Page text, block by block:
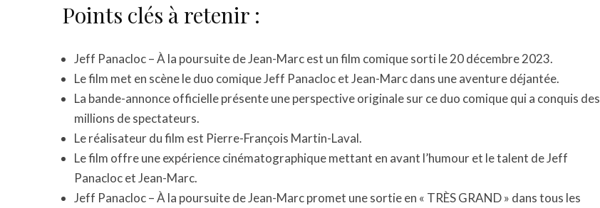
Points clés à retenir :
Jeff Panacloc – À la poursuite de Jean-Marc est un film comique sorti le 20 décembre 2023.
Le film met en scène le duo comique Jeff Panacloc et Jean-Marc dans une aventure déjantée.
La bande-annonce officielle présente une perspective originale sur ce duo comique qui a conquis des
millions de spectateurs.
Le réalisateur du film est Pierre-François Martin-Laval.
Le film offre une expérience cinématographique mettant en avant l’humour et le talent de Jeff
Panacloc et Jean-Marc.
Jeff Panacloc – À la poursuite de Jean-Marc promet une sortie en « TRÈS GRAND » dans tous les